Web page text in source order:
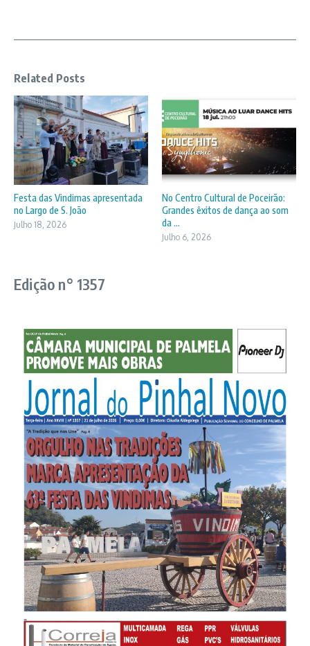
Related Posts
Festa das Vindimas apresentada
no Largo de S. João
Julho 18, 2026
No Centro Cultural de Poceirão:
Grandes êxitos de dança ao som
da ...
Julho 6, 2026
Edição n° 1357